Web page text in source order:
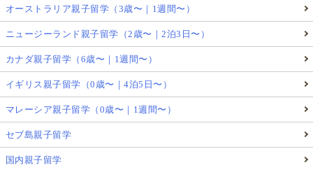
オーストラリア親子留学（3歳〜｜1週間〜）
ニュージーランド親子留学（2歳〜｜2泊3日〜）
カナダ親子留学（6歳〜｜1週間〜）
イギリス親子留学（0歳〜｜4泊5日〜）
マレーシア親子留学（0歳〜｜1週間〜）
セブ島親子留学
国内親子留学